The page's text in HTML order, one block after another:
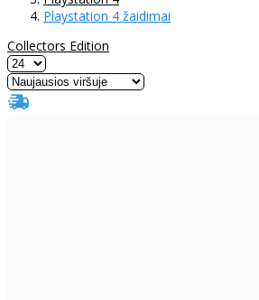
Playstation 4 žaidimai
Collectors Edition